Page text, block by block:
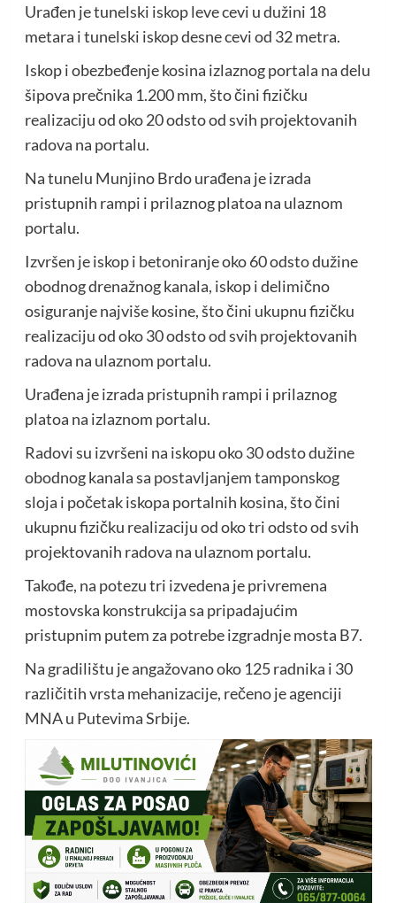
Urađen je tunelski iskop leve cevi u dužini 18
metara i tunelski iskop desne cevi od 32 metra.
Iskop i obezbeđenje kosina izlaznog portala na delu
šipova prečnika 1.200 mm, što čini fizičku
realizaciju od oko 20 odsto od svih projektovanih
radova na portalu.
Na tunelu Munjino Brdo urađena je izrada
pristupnih rampi i prilaznog platoa na ulaznom
portalu.
Izvršen je iskop i betoniranje oko 60 odsto dužine
obodnog drenažnog kanala, iskop i delimično
osiguranje najviše kosine, što čini ukupnu fizičku
realizaciju od oko 30 odsto od svih projektovanih
radova na ulaznom portalu.
Urađena je izrada pristupnih rampi i prilaznog
platoa na izlaznom portalu.
Radovi su izvršeni na iskopu oko 30 odsto dužine
obodnog kanala sa postavljanjem tamponskog
sloja i početak iskopa portalnih kosina, što čini
ukupnu fizičku realizaciju od oko tri odsto od svih
projektovanih radova na ulaznom portalu.
Takođe, na potezu tri izvedena je privremena
mostovska konstrukcija sa pripadajućim
pristupnim putem za potrebe izgradnje mosta B7.
Na gradilištu je angažovano oko 125 radnika i 30
različitih vrsta mehanizacije, rečeno je agenciji
MNA u Putevima Srbije.